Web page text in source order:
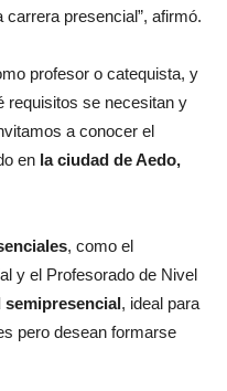
presencial”, afirmó.
profesor o catequista, y
requisitos se necesitan y
a conocer el
en la ciudad de Aedo,
, como el
y el Profesorado de Nivel
semipresencial, ideal para
pero desean formarse